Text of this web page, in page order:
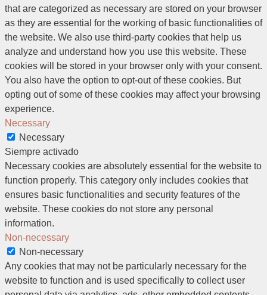
that are categorized as necessary are stored on your browser
as they are essential for the working of basic functionalities of
the website. We also use third-party cookies that help us
analyze and understand how you use this website. These
cookies will be stored in your browser only with your consent.
You also have the option to opt-out of these cookies. But
opting out of some of these cookies may affect your browsing
experience.
Necessary
Necessary
Siempre activado
Necessary cookies are absolutely essential for the website to
function properly. This category only includes cookies that
ensures basic functionalities and security features of the
website. These cookies do not store any personal
information.
Non-necessary
Non-necessary
Any cookies that may not be particularly necessary for the
website to function and is used specifically to collect user